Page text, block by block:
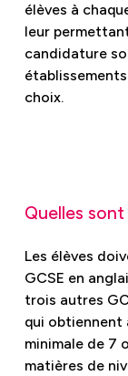
élèves à
leur
candidature
choix.
Quelles
Les élèves
GCSE en
trois autres
qui obtiennent
minimale de 7
matières de